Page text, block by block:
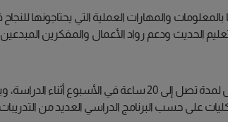
والمهارات العملية التي يحتاجونها
الحديث ودعم رواد الأعمال والمفكرين المبدعين
تسمح الحكومة الأسترالية للطلاب الدوليين
على حسب البرنامج الدراسي العديد من